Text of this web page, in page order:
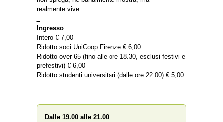
realmente vive.
Ingresso
Intero € 7,00
Ridotto soci UniCoop Firenze € 6,00
Ridotto over 65 (fino alle ore 18.30, esclusi festivi e
prefestivi) € 6,00
Ridotto studenti universitari (dalle ore 22.00) € 5,00
Dalle 19.00 alle 21.00